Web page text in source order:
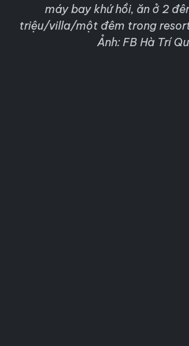
máy bay khứ hồi, ăn ở 2
triệu/villa/một đêm trong
Ảnh: FB Hà Trí